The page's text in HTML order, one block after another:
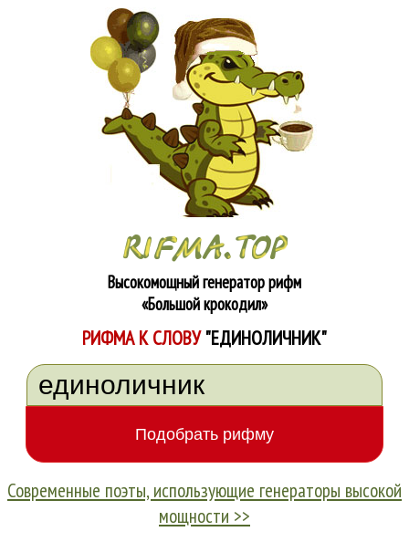
Высокомощный генератор рифм
«Большой крокодил»
РИФМА К СЛОВУ"ЕДИНОЛИЧНИК"
Современные поэты, использующие генераторы высокой
мощности >>